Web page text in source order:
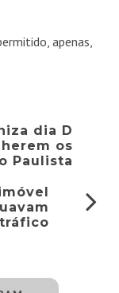
apenas,
dia D
os
Paulista
tráfico